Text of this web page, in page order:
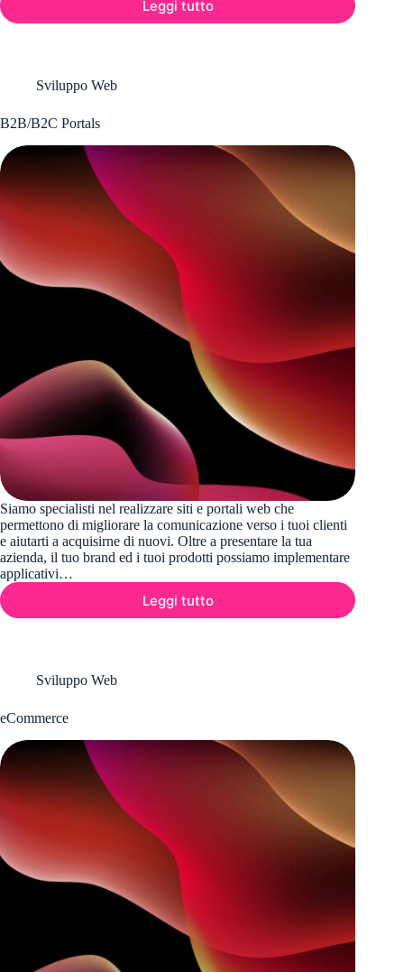
Leggi tutto
Cloud
Sviluppo Web
B2B/B2C Portals
Siamo specialisti nel realizzare siti e portali web che
permettono di migliorare la comunicazione verso i tuoi clienti
e aiutarti a acquisirne di nuovi. Oltre a presentare la tua
azienda, il tuo brand ed i tuoi prodotti possiamo implementare
applicativi…
Leggi tutto
B2B/B2C
Sviluppo Web
eCommerce